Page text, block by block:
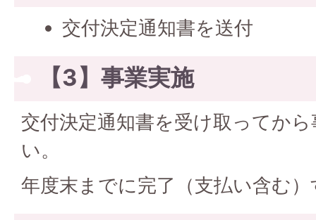
交付決定通知書を送付
【3】事業実施
交付決定通知書を受け取ってか
い。
年度末までに完了（支払い含む